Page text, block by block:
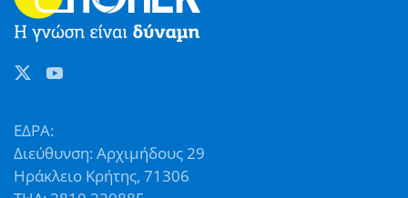
ΕΔΡΑ:
Διεύθυνση: Αρχιμήδους 29
Ηράκλειο Κρήτης, 71306